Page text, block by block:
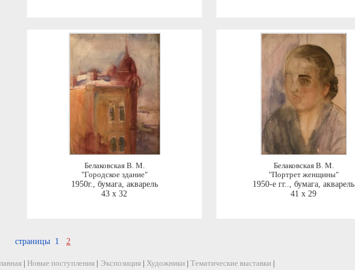
Белаковская В. М.
"Городское здание"
1950г., бумага, акварель
43 x 32
Белаковская В. М.
"Портрет женщины"
1950-е гг.., бумага, акварель
41 x 29
страницы 1 2
Новые поступления Экспозиция Художники Тематические выставки